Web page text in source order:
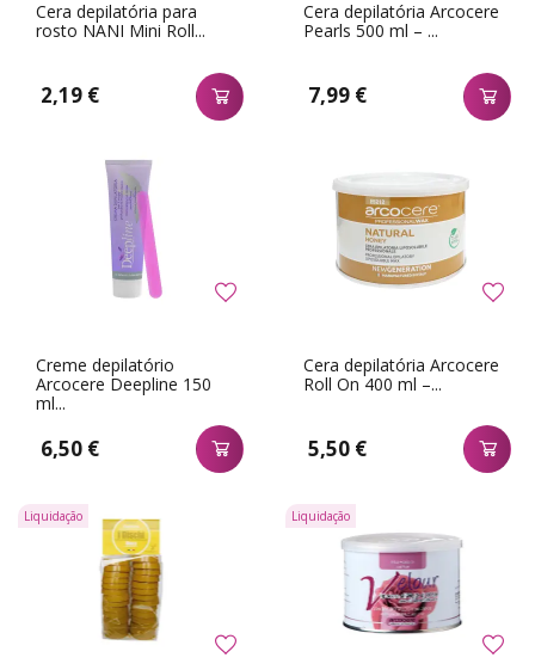
Cera depilatória para
rosto NANI Mini Roll...
2,19 €
Cera depilatória Arcocere
Pearls 500 ml – ...
7,99 €
Creme depilatório
Arcocere Deepline 150
ml...
6,50 €
Cera depilatória Arcocere
Roll On 400 ml –...
5,50 €
Liquidação Liquidação